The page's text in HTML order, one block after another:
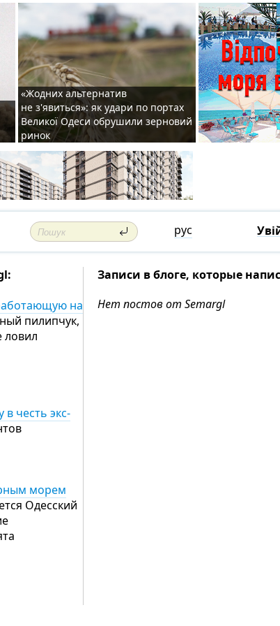
«Жодних альтернатив
не з'явиться»: як удари по портах
Великої Одеси обрушили зерновий
ринок
рус
на
пилипчук,
ловил
в честь экс-
морем
Одесский
Записи в блоге, которые
Нет постов от Semargl